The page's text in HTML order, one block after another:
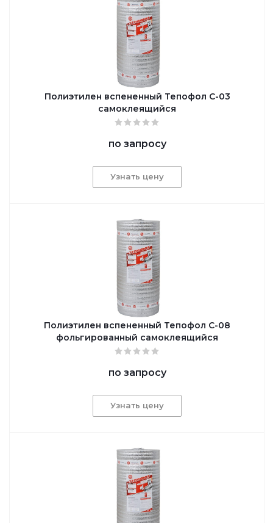
Полиэтилен вспененный Тепофол С-03
самоклеящийся
по запросу
Узнать цену
Полиэтилен вспененный Тепофол С-08
фольгированный самоклеящийся
по запросу
Узнать цену